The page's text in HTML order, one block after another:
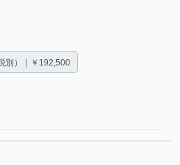
税別）｜￥192,500